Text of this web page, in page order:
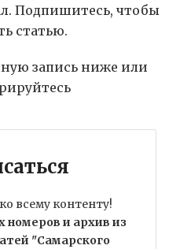
Подпишитесь, чтобы
статью.
запись ниже или
всему контенту!
номеров и архив из
"Самарского